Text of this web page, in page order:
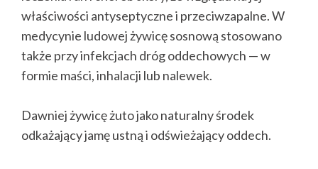
właściwości antyseptyczne i przeciwzapalne. W
medycynie ludowej żywicę sosnową stosowano
także przy infekcjach dróg oddechowych — w
formie maści, inhalacji lub nalewek.
Dawniej żywicę żuto jako naturalny środek
odkażający jamę ustną i odświeżający oddech.